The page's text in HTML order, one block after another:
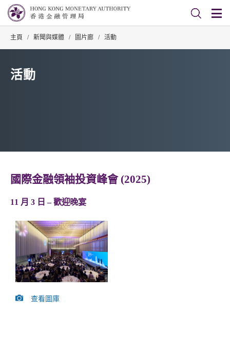
主頁 / 新聞與媒體 / 圖片廊 / 活動
活動
國際金融領袖投資峰會 (2025)
11 月 3 日 – 歡迎晚宴
查看圖庫